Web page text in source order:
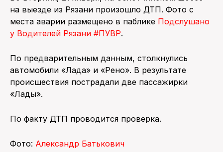
на выезде из Рязани произошло ДТП. Фото с
места аварии размещено в паблике Подслушано
у Водителей Рязани #ПУВР.
По предварительным данным, столкнулись
автомобили «Лада» и «Рено». В результате
происшествия пострадали две пассажирки
«Лады».
По факту ДТП проводится проверка.
Фото: Александр Батькович